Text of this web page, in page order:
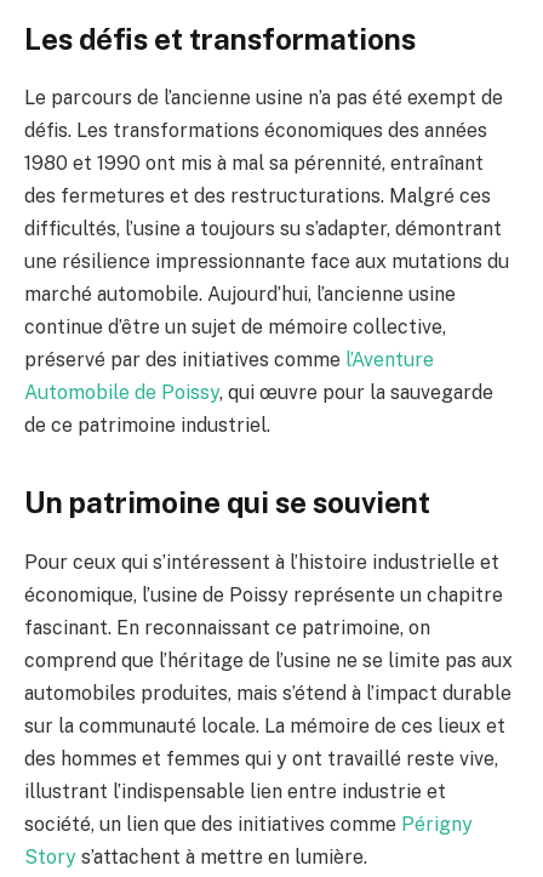
Les défis et transformations
Le parcours de l’ancienne usine n’a pas été exempt de
défis. Les transformations économiques des années
1980 et 1990 ont mis à mal sa pérennité, entraînant
des fermetures et des restructurations. Malgré ces
difficultés, l’usine a toujours su s’adapter, démontrant
une résilience impressionnante face aux mutations du
marché automobile. Aujourd’hui, l’ancienne usine
continue d’être un sujet de mémoire collective,
préservé par des initiatives comme l’Aventure
Automobile de Poissy, qui œuvre pour la sauvegarde
de ce patrimoine industriel.
Un patrimoine qui se souvient
Pour ceux qui s’intéressent à l’histoire industrielle et
économique, l’usine de Poissy représente un chapitre
fascinant. En reconnaissant ce patrimoine, on
comprend que l’héritage de l’usine ne se limite pas aux
automobiles produites, mais s’étend à l’impact durable
sur la communauté locale. La mémoire de ces lieux et
des hommes et femmes qui y ont travaillé reste vive,
illustrant l’indispensable lien entre industrie et
société, un lien que des initiatives comme Périgny
Story s’attachent à mettre en lumière.